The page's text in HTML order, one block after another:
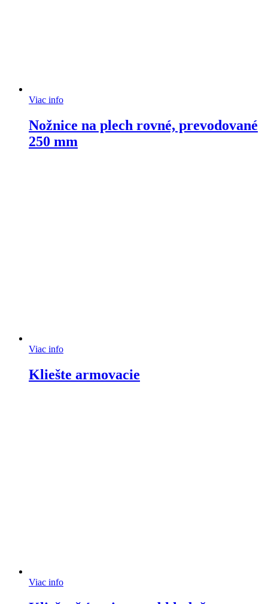
Viac info
Nožnice na plech rovné, prevodované
250 mm
Viac info
Kliešte armovacie
Viac info